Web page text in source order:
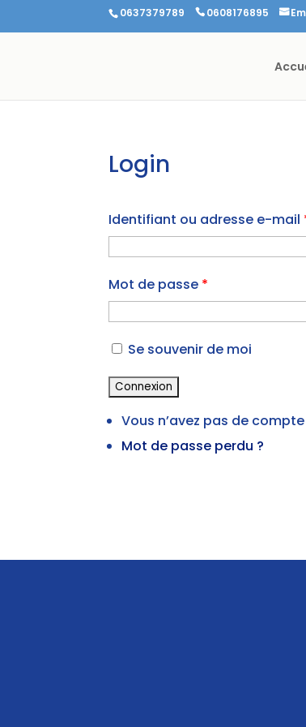
0637379789 0608176895
Login
Identifiant ou adresse e-mail
Mot de passe *
Se souvenir de moi
Vous n’avez pas de compte
Mot de passe perdu ?